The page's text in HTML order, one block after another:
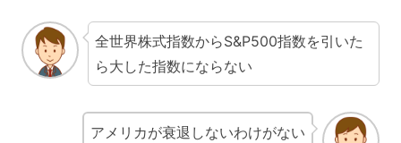
全世界株式指数からS&P500指数を引いた
ら大した指数にならない
アメリカが衰退しないわけがない